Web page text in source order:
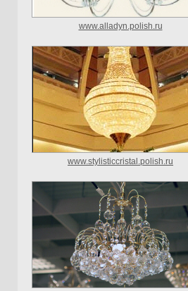
www.alladyn.polish.ru
www.stylisticcristal.polish.ru